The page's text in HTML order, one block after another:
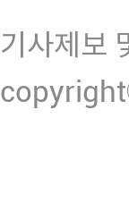
기사제보